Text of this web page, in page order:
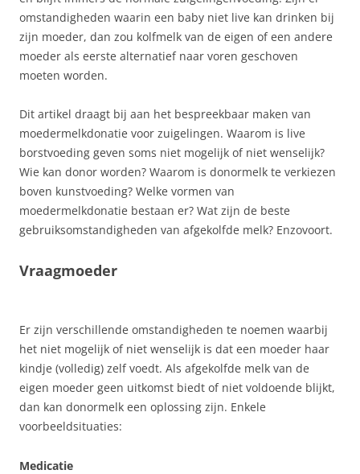
omstandigheden waarin een baby niet live kan drinken bij
zijn moeder, dan zou kolfmelk van de eigen of een andere
moeder als eerste alternatief naar voren geschoven
moeten worden.
Dit artikel draagt bij aan het bespreekbaar maken van
moedermelkdonatie voor zuigelingen. Waarom is live
borstvoeding geven soms niet mogelijk of niet wenselijk?
Wie kan donor worden? Waarom is donormelk te verkiezen
boven kunstvoeding? Welke vormen van
moedermelkdonatie bestaan er? Wat zijn de beste
gebruiksomstandigheden van afgekolfde melk? Enzovoort.
Vraagmoeder
Er zijn verschillende omstandigheden te noemen waarbij
het niet mogelijk of niet wenselijk is dat een moeder haar
kindje (volledig) zelf voedt. Als afgekolfde melk van de
eigen moeder geen uitkomst biedt of niet voldoende blijkt,
dan kan donormelk een oplossing zijn. Enkele
voorbeeldsituaties:
Medicatie